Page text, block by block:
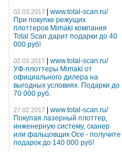
02.03.2017
www.total-scan.ru/
При покупке режущих
плоттеров Mimaki компания
Total Scan дарит подарки до 40
000 руб!
02.03.2017
www.total-scan.ru/
УФ-плоттеры Mimaki от
официального дилера на
выгодных условиях. Подарки до
70 000 руб.
27.02.2017
www.total-scan.ru/
Покупая лазерный плоттер,
инженерную систему, сканер
или фальцовщик Oce - получите
подарок до 140 000 руб!